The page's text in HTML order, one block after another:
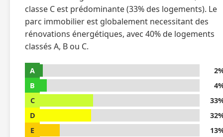
classe C est prédominante (33% des logements). Le
parc immobilier est globalement necessitant des
rénovations énergétiques, avec 40% de logements
classés A, B ou C.
A
B
C
D
E